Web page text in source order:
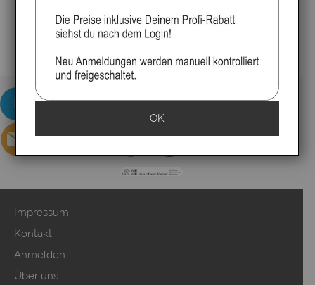
Impressum
Kontakt
Anmelden
Über uns
OK